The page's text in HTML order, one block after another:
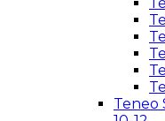
Teneo